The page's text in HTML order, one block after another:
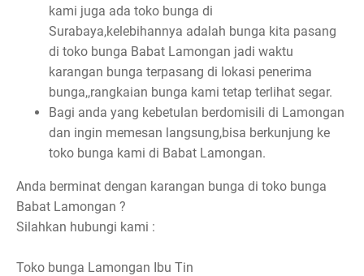
kami juga ada toko bunga di
Surabaya,kelebihannya adalah bunga kita pasang
di toko bunga Babat Lamongan jadi waktu
karangan bunga terpasang di lokasi penerima
bunga,,rangkaian bunga kami tetap terlihat segar.
Bagi anda yang kebetulan berdomisili di Lamongan
dan ingin memesan langsung,bisa berkunjung ke
toko bunga kami di Babat Lamongan.
Anda berminat dengan karangan bunga di toko bunga
Babat Lamongan ?
Silahkan hubungi kami :
Toko bunga Lamongan Ibu Tin